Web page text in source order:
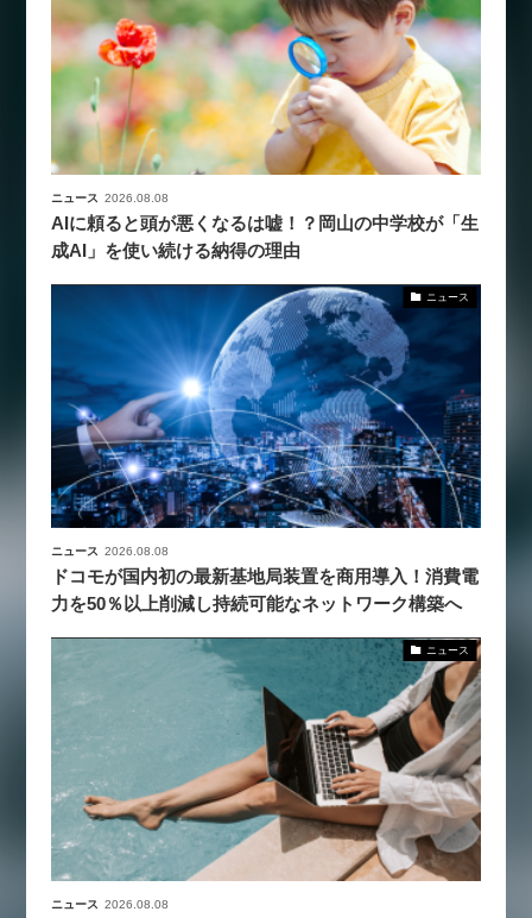
ニュース 2026.08.08
AIに頼ると頭が悪くなるは嘘！？岡山の中学校が「生
成AI」を使い続ける納得の理由
ニュース
ニュース 2026.08.08
ドコモが国内初の最新基地局装置を商用導入！消費電
力を50％以上削減し持続可能なネットワーク構築へ
ニュース
ニュース 2026.08.08